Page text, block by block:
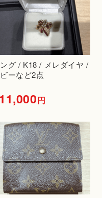
グ / K18 / メレダイヤ /
ーなど2点
円